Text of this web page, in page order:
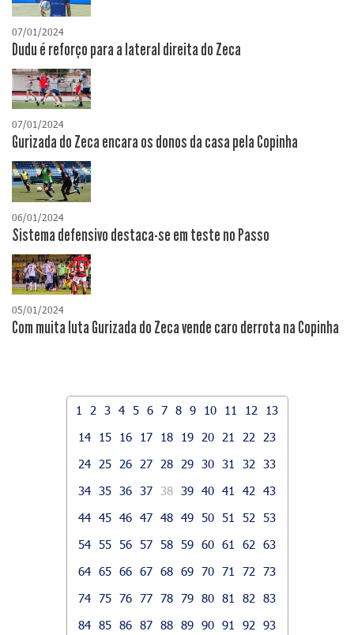
07/01/2024
Dudu é reforço para a lateral direita do Zeca
07/01/2024
Gurizada do Zeca encara os donos da casa pela Copinha
06/01/2024
Sistema defensivo destaca-se em teste no Passo
05/01/2024
Com muita luta Gurizada do Zeca vende caro derrota na Copinha
1 2 3 4 5 6 7 8 9 10 11 12
13
14
15 16 17 18 19 20 21 22
23
24
25 26 27 28 29 30 31 32
33
34 35 36 37 38 39 40 41 42
43
44 45 46 47 48 49 50 51 52
53
54 55 56 57 58 59 60 61 62
63
64 65 66 67 68 69 70 71 72
73
74 75 76 77 78 79 80 81 82
83
84 85 86 87 88 89 90 91 92
93